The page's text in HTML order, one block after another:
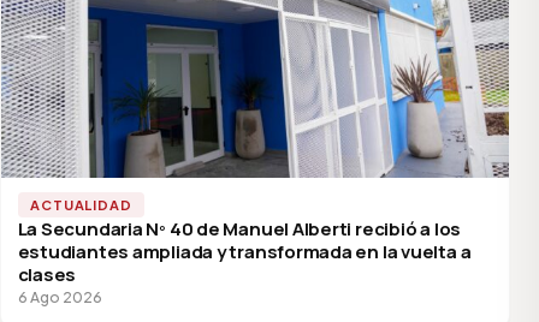
ACTUALIDAD
La Secundaria Nº 40 de Manuel Alberti recibió a los
estudiantes ampliada y transformada en la vuelta a
clases
6 Ago 2026